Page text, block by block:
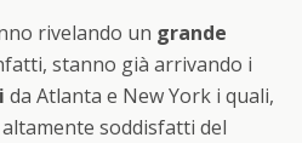
rivelando un grande
stanno già arrivando i
da Atlanta e New York i quali,
soddisfatti del